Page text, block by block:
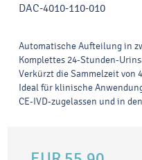
DAC-4010-110-010
Automatische Aufteilung in
Komplettes 24-Stunden-
Verkürzt die Sammelzeit von
Ideal für klinische
CE-IVD-zugelassen und in